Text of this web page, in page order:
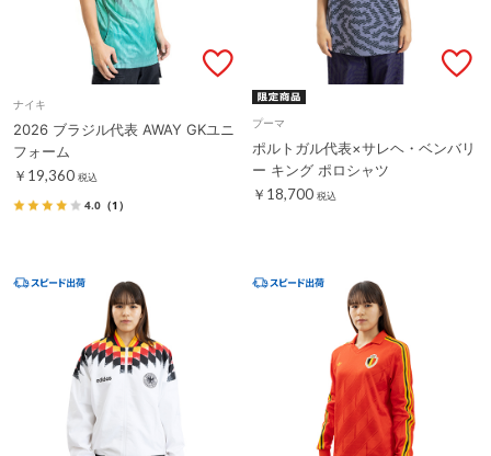
ナイキ
2026 ブラジル代表 AWAY GKユニ
フォーム
￥19,360 税込
4.0 （1）
プーマ
ポルトガル代表×サレヘ・ベンバリ
ー キング ポロシャツ
￥18,700 税込